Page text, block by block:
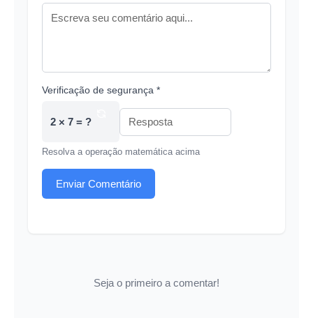
Verificação de segurança *
2 × 7 = ?
Resolva a operação matemática acima
Enviar Comentário
Seja o primeiro a comentar!